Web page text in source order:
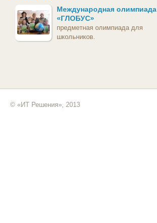
Международная олимпиада
«ГЛОБУС»
предметная олимпиада для
школьников.
© «ИТ Решения», 2013